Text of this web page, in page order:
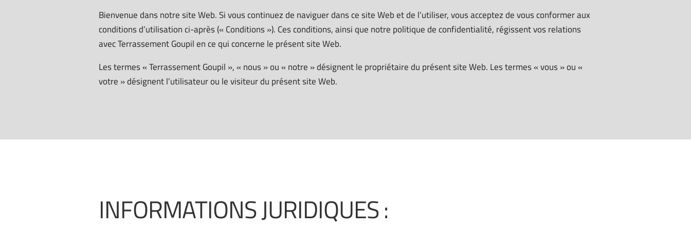
Bienvenue dans notre site Web. Si vous continuez de naviguer dans ce site Web et de l’utiliser, vous acceptez de vous conformer aux
conditions d’utilisation ci-après (« Conditions »). Ces conditions, ainsi que notre politique de confidentialité, régissent vos relations
avec Terrassement Goupil en ce qui concerne le présent site Web.
Les termes « Terrassement Goupil », « nous » ou « notre » désignent le propriétaire du présent site Web. Les termes « vous » ou «
votre » désignent l’utilisateur ou le visiteur du présent site Web.
INFORMATIONS JURIDIQUES :